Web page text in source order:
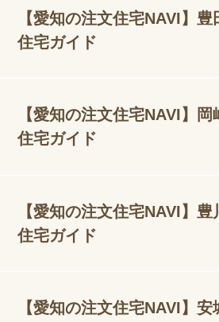
【愛知の注文住宅NAVI】
住宅ガイド
【愛知の注文住宅NAVI】
住宅ガイド
【愛知の注文住宅NAVI】
住宅ガイド
【愛知の注文住宅NAVI】